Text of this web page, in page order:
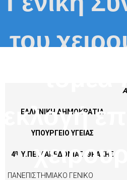
του
εκλογή
ΕΛΛΗΝΙΚΗ ΔΗΜΟΚΡΑΤΙΑ
ΥΠΟΥΡΓΕΙΟ ΥΓΕΙΑΣ
4η Υ.ΠΕ ΜΑΚΕΔΟΝΙΑΣ ΘΡΑΚΗΣ
ΠΑΝΕΠΙΣΤΗΜΙΑΚΟ ΓΕΝΙΚΟ